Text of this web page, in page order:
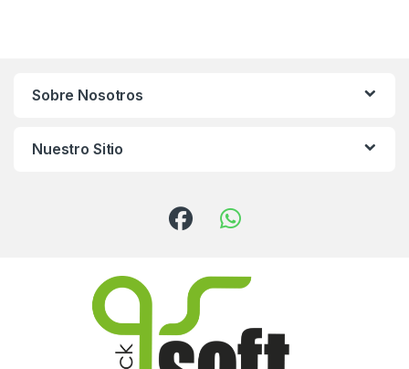
Sobre Nosotros
Nuestro Sitio